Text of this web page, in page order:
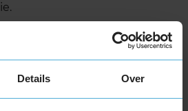
Details Over
op nat wegdek is deze band
B-label, wat betekent dat
grip heeft bij natte